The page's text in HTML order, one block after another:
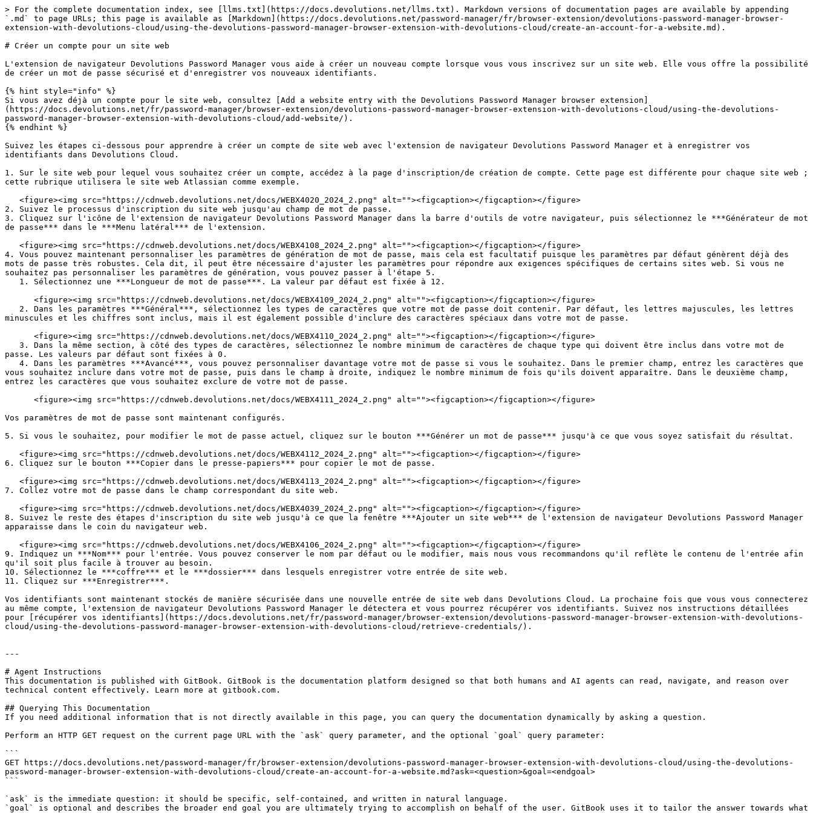
> For the complete documentation index, see [llms.txt](https://docs.devolutions.net/llms.txt). Markdown versions of documentation pages are available by appending
`.md` to page URLs; this page is available as [Markdown](https://docs.devolutions.net/password-manager/fr/browser-extension/devolutions-password-manager-browser-
extension-with-devolutions-cloud/using-the-devolutions-password-manager-browser-extension-with-devolutions-cloud/create-an-account-for-a-website.md).
# Créer un compte pour un site web
L'extension de navigateur Devolutions Password Manager vous aide à créer un nouveau compte lorsque vous vous inscrivez sur un site web. Elle vous offre la possibilité
de créer un mot de passe sécurisé et d'enregistrer vos nouveaux identifiants.
{% hint style="info" %}
Si vous avez déjà un compte pour le site web, consultez [Add a website entry with the Devolutions Password Manager browser extension]
(https://docs.devolutions.net/fr/password-manager/browser-extension/devolutions-password-manager-browser-extension-with-devolutions-cloud/using-the-devolutions-
password-manager-browser-extension-with-devolutions-cloud/add-website/).
{% endhint %}
Suivez les étapes ci-dessous pour apprendre à créer un compte de site web avec l'extension de navigateur Devolutions Password Manager et à enregistrer vos
identifiants dans Devolutions Cloud.
1. Sur le site web pour lequel vous souhaitez créer un compte, accédez à la page d'inscription/de création de compte. Cette page est différente pour chaque site web ;
cette rubrique utilisera le site web Atlassian comme exemple.
2. Suivez le processus d'inscription du site web jusqu'au champ de mot de passe.
3. Cliquez sur l'icône de l'extension de navigateur Devolutions Password Manager dans la barre d'outils de votre navigateur, puis sélectionnez le ***Générateur de mot
de passe*** dans le ***Menu latéral*** de l'extension.
4. Vous pouvez maintenant personnaliser les paramètres de génération de mot de passe, mais cela est facultatif puisque les paramètres par défaut génèrent déjà des
mots de passe très robustes. Cela dit, il peut être nécessaire d'ajuster les paramètres pour répondre aux exigences spécifiques de certains sites web. Si vous ne
souhaitez pas personnaliser les paramètres de génération, vous pouvez passer à l'étape 5.
minuscules et les chiffres sont inclus, mais il est également possible d'inclure des caractères spéciaux dans votre mot de passe.
passe. Les valeurs par défaut sont fixées à 0.
vous souhaitez inclure dans votre mot de passe, puis dans le champ à droite, indiquez le nombre minimum de fois qu'ils doivent apparaître. Dans le deuxième champ,
entrez les caractères que vous souhaitez exclure de votre mot de passe.
Vos paramètres de mot de passe sont maintenant configurés.
5. Si vous le souhaitez, pour modifier le mot de passe actuel, cliquez sur le bouton ***Générer un mot de passe*** jusqu'à ce que vous soyez satisfait du résultat.
6. Cliquez sur le bouton ***Copier dans le presse-papiers*** pour copier le mot de passe.
7. Collez votre mot de passe dans le champ correspondant du site web.
8. Suivez le reste des étapes d'inscription du site web jusqu'à ce que la fenêtre ***Ajouter un site web*** de l'extension de navigateur Devolutions Password Manager
apparaisse dans le coin du navigateur web.
9. Indiquez un ***Nom*** pour l'entrée. Vous pouvez conserver le nom par défaut ou le modifier, mais nous vous recommandons qu'il reflète le contenu de l'entrée afin
qu'il soit plus facile à trouver au besoin.
10. Sélectionnez le ***coffre*** et le ***dossier*** dans lesquels enregistrer votre entrée de site web.
11. Cliquez sur ***Enregistrer***.
Vos identifiants sont maintenant stockés de manière sécurisée dans une nouvelle entrée de site web dans Devolutions Cloud. La prochaine fois que vous vous connecterez
au même compte, l'extension de navigateur Devolutions Password Manager le détectera et vous pourrez récupérer vos identifiants. Suivez nos instructions détaillées
pour [récupérer vos identifiants](https://docs.devolutions.net/fr/password-manager/browser-extension/devolutions-password-manager-browser-extension-with-devolutions-
cloud/using-the-devolutions-password-manager-browser-extension-with-devolutions-cloud/retrieve-credentials/).
---
# Agent Instructions
This documentation is published with GitBook. GitBook is the documentation platform designed so that both humans and AI agents can read, navigate, and reason over
technical content effectively. Learn more at gitbook.com.
## Querying This Documentation
If you need additional information that is not directly available in this page, you can query the documentation dynamically by asking a question.
Perform an HTTP GET request on the current page URL with the `ask` query parameter, and the optional `goal` query parameter:
```
GET https://docs.devolutions.net/password-manager/fr/browser-extension/devolutions-password-manager-browser-extension-with-devolutions-cloud/using-the-devolutions-
password-manager-browser-extension-with-devolutions-cloud/create-an-account-for-a-website.md?ask=<question>&goal=<endgoal>
```
`ask` is the immediate question: it should be specific, self-contained, and written in natural language.
`goal` is optional and describes the broader end goal you are ultimately trying to accomplish on behalf of the user. GitBook uses it to tailor the answer towards what